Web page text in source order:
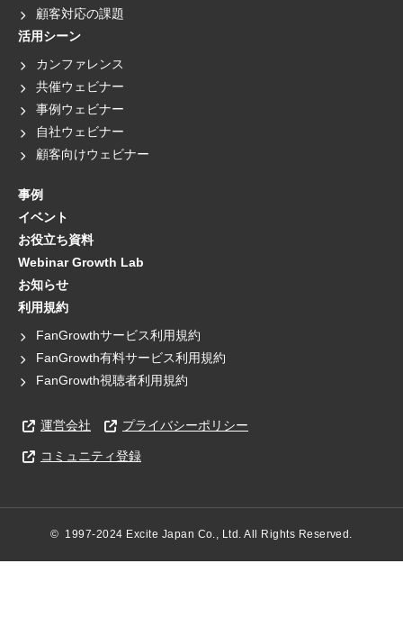
顧客対応の課題
活用シーン
カンファレンス
共催ウェビナー
事例ウェビナー
自社ウェビナー
顧客向けウェビナー
事例
イベント
お役立ち資料
Webinar Growth Lab
お知らせ
利用規約
FanGrowthサービス利用規約
FanGrowth有料サービス利用規約
FanGrowth視聴者利用規約
運営会社 プライバシーポリシー
コミュニティ登録
©  1997-2024 Excite Japan Co., Ltd. All Rights Reserved.